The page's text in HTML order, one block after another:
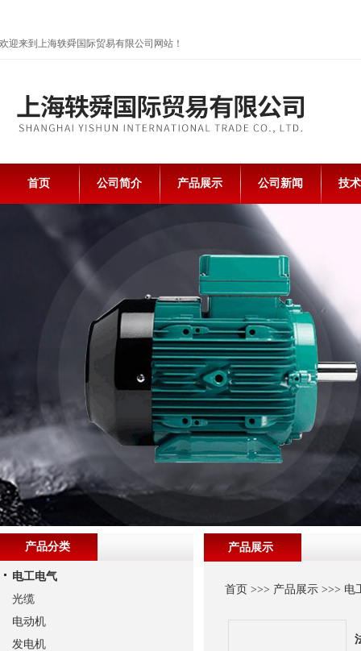
欢迎来到上海轶舜国际贸易有限公司网站！
首页 公司简介 产品展示 公司新闻 技
产品展示
首页 >>> 产品展示 >>> 电
产品分类
电工电气
光缆
电动机
发电机